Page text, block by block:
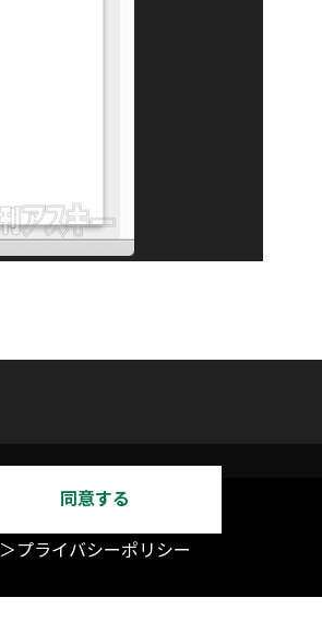
同意する
＞プライバシーポリシー